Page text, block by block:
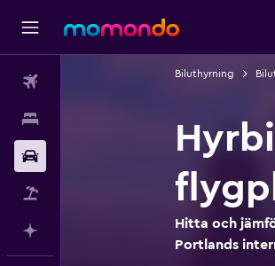
Biluthyrning
Hitta och
Portlands